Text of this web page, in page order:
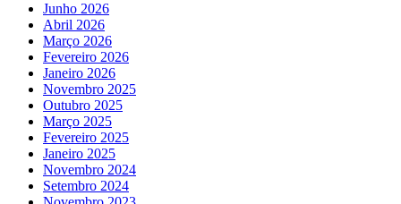
Junho 2026
Abril 2026
Março 2026
Fevereiro 2026
Janeiro 2026
Novembro 2025
Outubro 2025
Março 2025
Fevereiro 2025
Janeiro 2025
Novembro 2024
Setembro 2024